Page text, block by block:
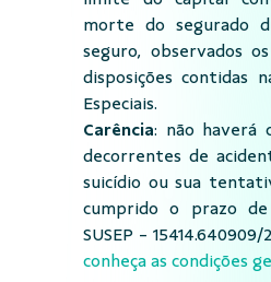
morte do segurado
seguro, observados
disposições contidas
Especiais.
Carência: não haverá
decorrentes de
suicídio ou sua
cumprido o prazo de
SUSEP -
conheça as condições